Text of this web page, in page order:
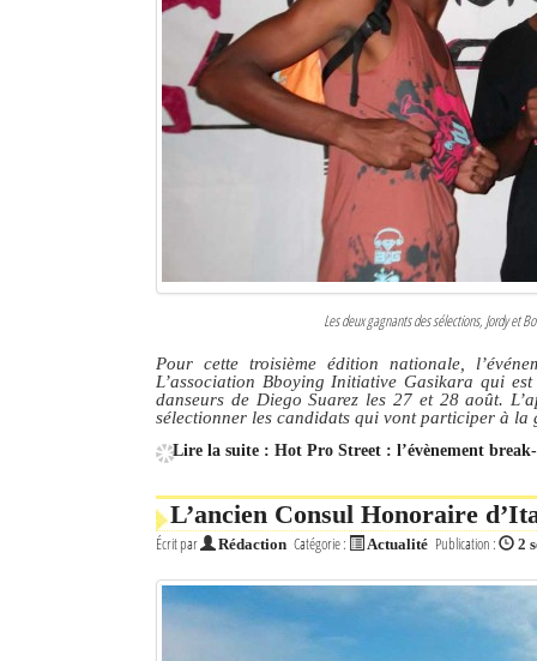
Les deux gagnants des sélections, Jordy et
Pour cette troisième édition nationale,
L’association Bboying Initiative Gasikara qui
danseurs de Diego Suarez les 27 et 28 août.
sélectionner les candidats qui vont participer à la
Lire la suite : Hot Pro Street : l’évènement break-
L’ancien Consul Honoraire
Écrit par Rédaction Catégorie : Actualité Publication : 2